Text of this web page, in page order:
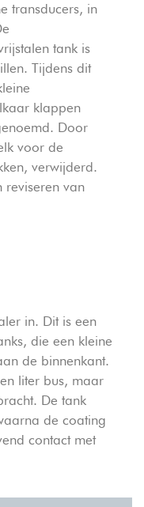
transducers, in
tank is
Tijdens dit
klappen
Door
voor de
verwijderd.
reviseren van
in. Dit is een
die een kleine
de binnenkant.
liter bus, maar
De tank
de coating
contact met